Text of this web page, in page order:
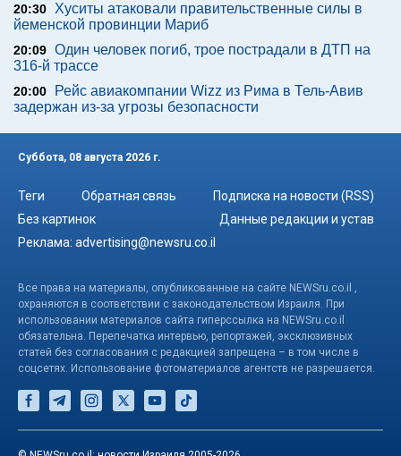
20:30 Хуситы атаковали правительственные силы в
йеменской провинции Мариб
20:09 Один человек погиб, трое пострадали в ДТП на
316-й трассе
20:00
Рейс авиакомпании Wizz из Рима в Тель-Авив
задержан из-за угрозы безопасности
Суббота, 08 августа 2026 г.
Теги Обратная связь
Подписка на новости (RSS)
Без картинок
Данные редакции и устав
Реклама: advertising@newsru.co.il
Все права на материалы, опубликованные на сайте NEWSru.co.il ,
охраняются в соответствии с законодательством Израиля. При
использовании материалов сайта гиперссылка на NEWSru.co.il
обязательна. Перепечатка интервью, репортажей, эксклюзивных
статей без согласования с редакцией запрещена – в том числе в
соцсетях. Использование фотоматериалов агентств не разрешается.